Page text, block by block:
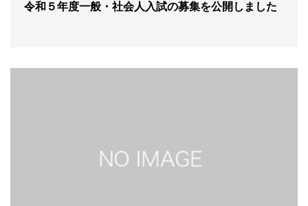
令和５年度一般・社会人入試の募集を公開しました